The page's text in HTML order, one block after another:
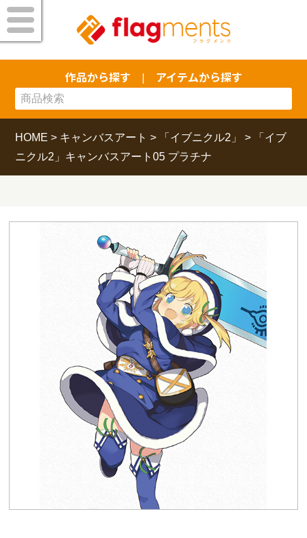
作品から探す アイテムから探す
HOME > キャンバスアート > 「イブニクル2」 >
「イブ
ニクル2」キャンバスアート05 プラチナ